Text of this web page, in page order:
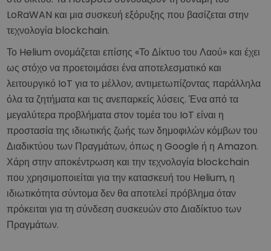
LoRaWAN και μια συσκευή εξόρυξης που βασίζεται στην
τεχνολογία blockchain.
Το Helium ονομάζεται επίσης «Το Δίκτυο του Λαού» και έχει
ως στόχο να προετοιμάσει ένα αποτελεσματικό και
λειτουργικό IoT για το μέλλον, αντιμετωπίζοντας παράλληλα
όλα τα ζητήματα και τις ανεπαρκείς λύσεις. Ένα από τα
μεγαλύτερα προβλήματα στον τομέα του IoT είναι η
προστασία της ιδιωτικής ζωής των δημοφιλών κόμβων του
Διαδικτύου των Πραγμάτων, όπως η Google ή η Amazon.
Χάρη στην αποκέντρωση και την τεχνολογία blockchain
που χρησιμοποιείται για την κατασκευή του Helium, η
ιδιωτικότητα σύντομα δεν θα αποτελεί πρόβλημα όταν
πρόκειται για τη σύνδεση συσκευών στο Διαδίκτυο των
Πραγμάτων.